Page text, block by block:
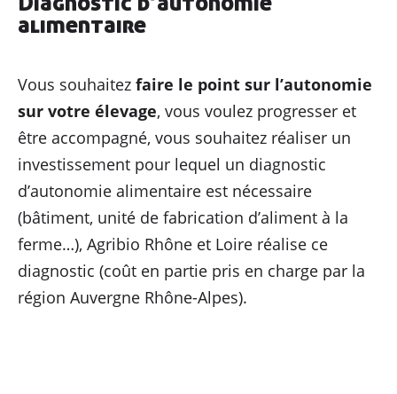
alimentaire
Vous souhaitez faire le point sur l’autonomie
sur votre élevage, vous voulez progresser et
être accompagné, vous souhaitez réaliser un
investissement pour lequel un diagnostic
d’autonomie alimentaire est nécessaire
(bâtiment, unité de fabrication d’aliment à la
ferme…), Agribio Rhône et Loire réalise ce
diagnostic (coût en partie pris en charge par la
région Auvergne Rhône-Alpes).
Professionnelsde l’alimentation
Enseignement& associations
Actualités
Ressources
Contacter AGRIBIO
Devenir adhérent